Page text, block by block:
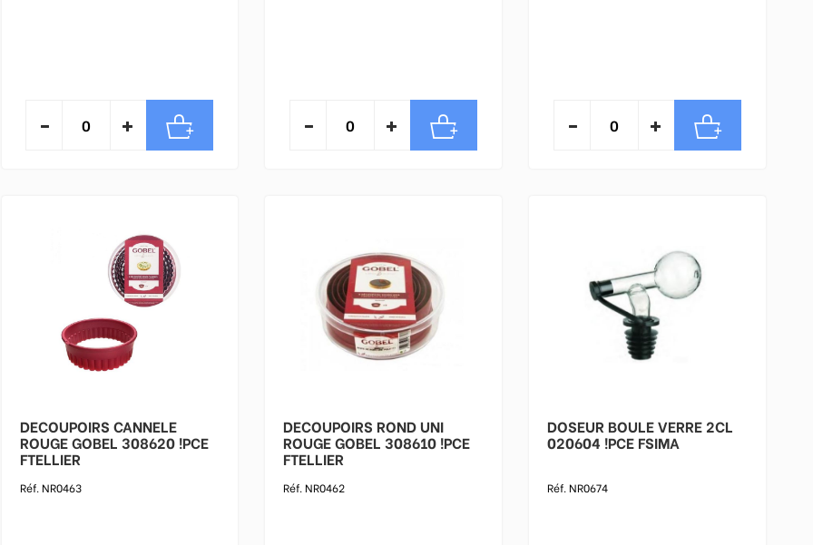
DECOUPOIRS CANNELE
ROUGE GOBEL 308620 !PCE
FTELLIER
Réf. NR0463
DECOUPOIRS ROND UNI
ROUGE GOBEL 308610 !PCE
FTELLIER
Réf. NR0462
DOSEUR BOULE VERRE 2CL
020604 !PCE FSIMA
Réf. NR0674